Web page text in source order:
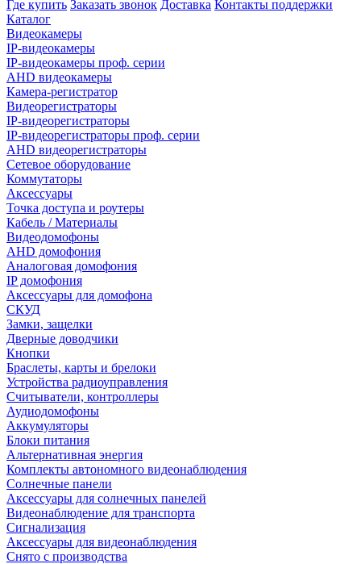
Где купить Заказать звонок Доставка Контакты поддержки
Каталог
Видеокамеры
IP-видеокамеры
IP-видеокамеры проф. серии
AHD видеокамеры
Камера-регистратор
Видеорегистраторы
IP-видеорегистраторы
IP-видеорегистраторы проф. серии
AHD видеорегистраторы
Сетевое оборудование
Коммутаторы
Аксессуары
Точка доступа и роутеры
Кабель / Материалы
Видеодомофоны
AHD домофония
Аналоговая домофония
IP домофония
Аксессуары для домофона
СКУД
Замки, защелки
Дверные доводчики
Кнопки
Браслеты, карты и брелоки
Устройства радиоуправления
Считыватели, контроллеры
Аудиодомофоны
Аккумуляторы
Блоки питания
Альтернативная энергия
Комплекты автономного видеонаблюдения
Солнечные панели
Аксессуары для солнечных панелей
Видеонаблюдение для транспорта
Сигнализация
Аксессуары для видеонаблюдения
Снято с производства